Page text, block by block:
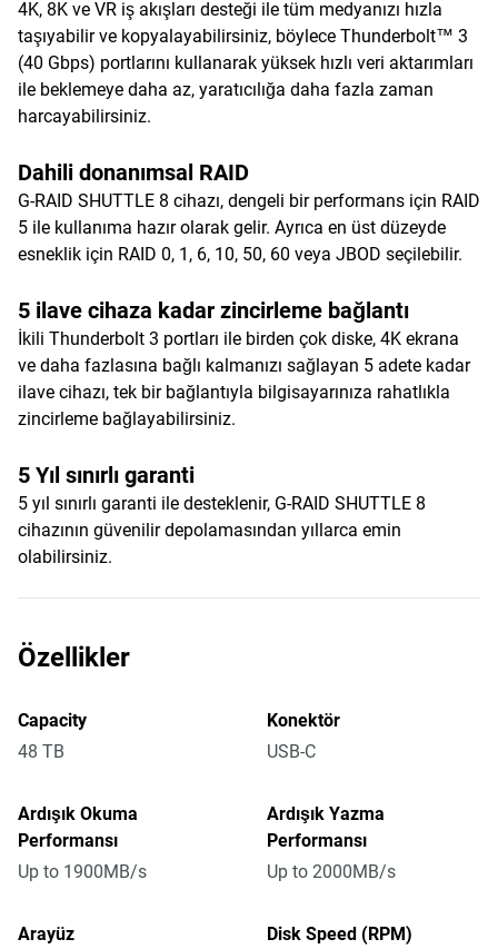
4K, 8K ve VR iş akışları desteği ile tüm medyanızı hızla
taşıyabilir ve kopyalayabilirsiniz, böylece Thunderbolt™ 3
(40 Gbps) portlarını kullanarak yüksek hızlı veri aktarımları
ile beklemeye daha az, yaratıcılığa daha fazla zaman
harcayabilirsiniz.
Dahili donanımsal RAID
G-RAID SHUTTLE 8 cihazı, dengeli bir performans için RAID
5 ile kullanıma hazır olarak gelir. Ayrıca en üst düzeyde
esneklik için RAID 0, 1, 6, 10, 50, 60 veya JBOD seçilebilir.
5 ilave cihaza kadar zincirleme bağlantı
İkili Thunderbolt 3 portları ile birden çok diske, 4K ekrana
ve daha fazlasına bağlı kalmanızı sağlayan 5 adete kadar
ilave cihazı, tek bir bağlantıyla bilgisayarınıza rahatlıkla
zincirleme bağlayabilirsiniz.
5 Yıl sınırlı garanti
5 yıl sınırlı garanti ile desteklenir, G-RAID SHUTTLE 8
cihazının güvenilir depolamasından yıllarca emin
olabilirsiniz.
Özellikler
Capacity
48 TB
Konektör
USB-C
Ardışık Okuma
Performansı
Up to 1900MB/s
Ardışık Yazma
Performansı
Up to 2000MB/s
Arayüz
Disk Speed (RPM)